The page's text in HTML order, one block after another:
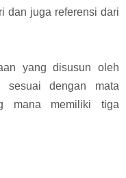
dan juga referensi dari
yang disusun oleh
sesuai dengan mata
mana memiliki tiga